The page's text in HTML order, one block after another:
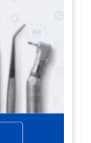
bir